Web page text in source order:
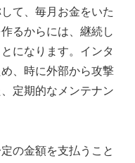
て、毎月お金をいた
るからには、継続し
になります。インタ
、時に外部から攻撃
定期的なメンテナン
の金額を支払うこと